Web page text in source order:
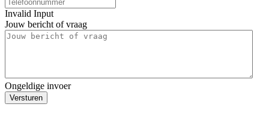
Invalid Input
Jouw bericht of vraag
Ongeldige invoer
Versturen